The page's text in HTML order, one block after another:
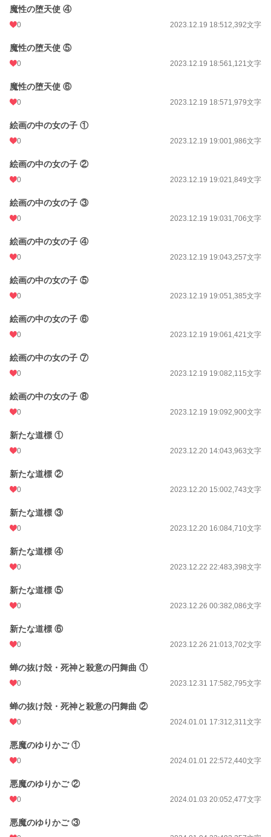
魔性の堕天使 ④
0 2023.12.19 18:512,392文字
魔性の堕天使 ⑤
0 2023.12.19 18:561,121文字
魔性の堕天使 ⑥
0 2023.12.19 18:571,979文字
絵画の中の女の子 ①
0 2023.12.19 19:001,986文字
絵画の中の女の子 ②
0 2023.12.19 19:021,849文字
絵画の中の女の子 ③
0 2023.12.19 19:031,706文字
絵画の中の女の子 ④
0 2023.12.19 19:043,257文字
絵画の中の女の子 ⑤
0 2023.12.19 19:051,385文字
絵画の中の女の子 ⑥
0 2023.12.19 19:061,421文字
絵画の中の女の子 ⑦
0 2023.12.19 19:082,115文字
絵画の中の女の子 ⑧
0 2023.12.19 19:092,900文字
新たな道標 ①
0 2023.12.20 14:043,963文字
新たな道標 ②
0 2023.12.20 15:002,743文字
新たな道標 ③
0 2023.12.20 16:084,710文字
新たな道標 ④
0 2023.12.22 22:483,398文字
新たな道標 ⑤
0 2023.12.26 00:382,086文字
新たな道標 ⑥
0 2023.12.26 21:013,702文字
蝉の抜け殻・死神と殺意の円舞曲 ①
0 2023.12.31 17:582,795文字
蝉の抜け殻・死神と殺意の円舞曲 ②
0 2024.01.01 17:312,311文字
悪魔のゆりかご ①
0 2024.01.01 22:572,440文字
悪魔のゆりかご ②
0 2024.01.03 20:052,477文字
悪魔のゆりかご ③